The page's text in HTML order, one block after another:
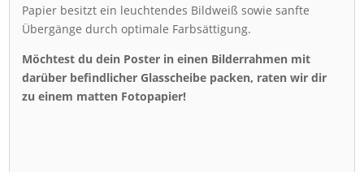
Papier besitzt ein leuchtendes Bildweiß sowie sanfte
Übergänge durch optimale Farbsättigung.
Möchtest du dein Poster in einen Bilderrahmen mit
darüber befindlicher Glasscheibe packen, raten wir dir
zu einem matten Fotopapier!